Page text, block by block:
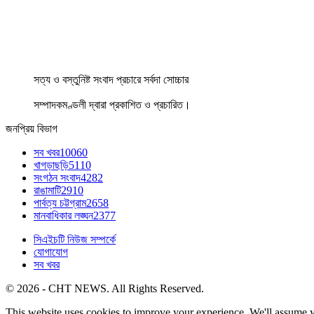
সত্য ও বস্তুনিষ্ট সংবাদ প্রচারে সর্বদা সোচ্চার
সম্পাদকমণ্ডলী দ্বারা প্রকাশিত ও প্রচারিত।
জনপ্রিয় বিভাগ
সব খবর10060
খাগড়াছড়ি5110
সংগঠন সংবাদ4282
রাঙামাটি2910
পার্বত্য চট্টগ্রাম2658
মানবাধিকার লঙ্ঘন2377
সিএইচটি নিউজ সম্পর্কে
যোগাযোগ
সব খবর
© 2026 - CHT NEWS. All Rights Reserved.